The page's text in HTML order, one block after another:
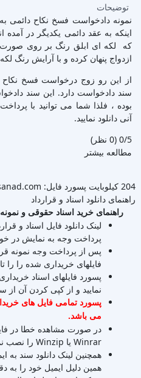
توضیحات
نمونه دادخواست فسخ نکاح دائمی
اینکه به عقد دائمی یکدیگر در
که لکه ای ابلق رنگ بر روی صورت
ازدواج پنهان کرده و با آرایش رنگ
از این رو زوج درخواست فسخ نکاح
سند دادخواست دارد. این سند
بوده ، فلذا شما می توانید با
آنی دانلود نمایید.
‫0/5 ‫(0 نظر)
مطالعه بیشتر
204 کیلوبایت
پسورد فایل: www.1sanad.com
راهنمای دانلود اسناد و قرارداد
راهنمای خرید اسناد حقوقی و نمونه
لینک دانلود فایل اسناد و
پرداخت وجه به نمایش در
پس از پرداخت وجه نمونه
فایلهای خریداری شده را را تا 30 روز
پسورد فایلهای اسناد
نمایید و از کپی کردن آن از
می باشد.
در صورت مشاهده خطا در
Winrar یا Winzip را نصب نمایید.
همچنین لینک دانلود سند به
همین دلیل ایمیل خود را به